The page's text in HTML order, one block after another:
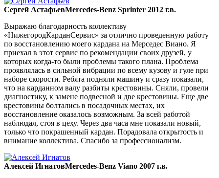
Сергей АстафьевMercedes-Benz Sprinter 2012 г.в.
Выражаю благодарность коллективу
«НижегородКарданСервис» за отлично проведенную работу
по восстановлению моего кардана на Мерседес Виано. Я
приехал в этот сервис по рекомендации своих друзей, у
которых когда-то были проблемы такого плана. Проблема
проявлялась в сильной вибрации по всему кузову и гуле при
наборе скорости. Ребята подняли машину и сразу показали,
что на карданном валу разбиты крестовины. Сняли, провели
диагностику, к замене подвесной и две крестовины. Еще две
крестовины болтались в посадочных местах, их
восстановление оказалось возможным. За всей работой
наблюдал, стоя в цеху. Через два часа мне показали новый,
только что покрашенный кардан. Порадовала открытость и
внимание коллектива. Спасибо за профессионализм.
Алексей ИгнатовMercedes-Benz Viano 2007 г.в.